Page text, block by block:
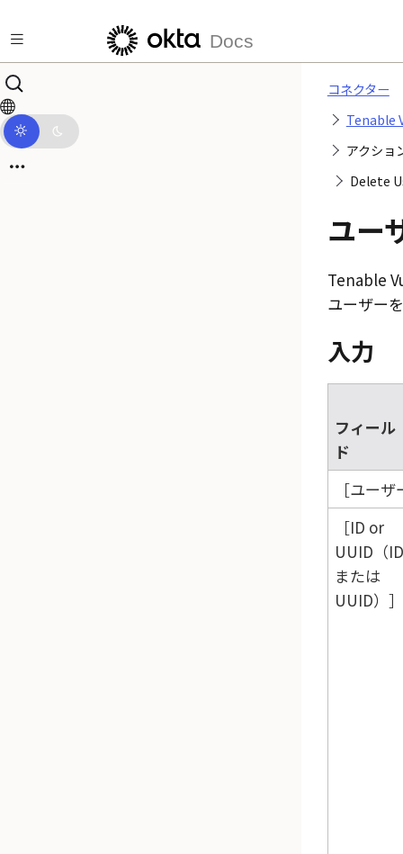
Docs
コネクター
Tenable
アクショ
Delete
ユー
Tenable
ユーザー
入力
フィール
ド
ユーザ
ID or
UUID（ID
または
UUID）